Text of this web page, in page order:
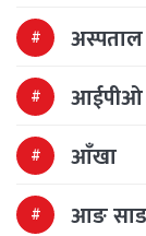
अस्पताल
आईपीओ
आँखा
आङ